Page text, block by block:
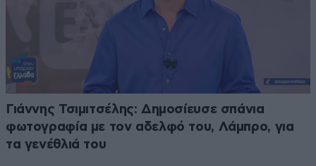
Γιάννης Τσιμιτσέλης: Δημοσίευσε σπάνια
φωτογραφία με τον αδελφό του, Λάμπρο, για
τα γενέθλιά του